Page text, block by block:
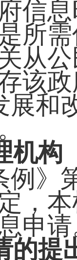
信
所
从
该
展和
机构
例》
，
申
的提